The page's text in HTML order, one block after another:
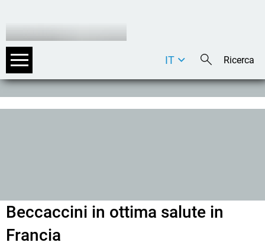
DE
IT
Beccaccini in ottima salute in
Francia